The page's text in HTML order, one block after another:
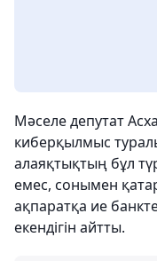
Мәселе депутат
киберқылмыс
алаяқтықтың бұл
емес, сонымен
ақпаратқа ие
екендігін айтты.